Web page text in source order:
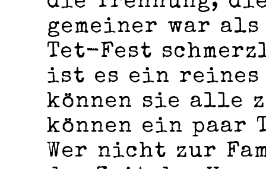
gemeiner war
Tet-Fest
ist es ein reines
können sie alle
können ein paar
Wer nicht zur